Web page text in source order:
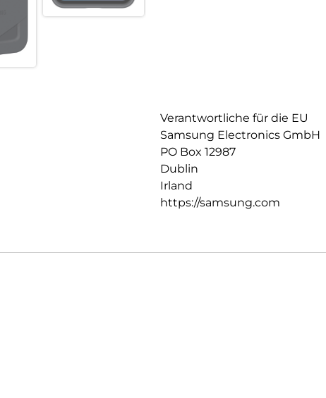
Verantwortliche für die EU
Samsung Electronics GmbH
PO Box 12987
Dublin
Irland
https://samsung.com